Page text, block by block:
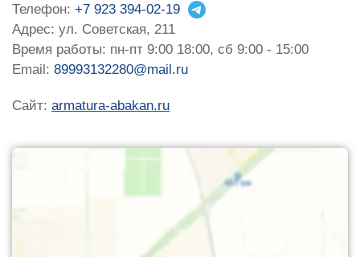
Телефон: +7 923 394-02-19
Адрес: ул. Советская, 211
Время работы: пн-пт 9:00 18:00, сб 9:00 - 15:00
Email: 89993132280@mail.ru
Сайт: armatura-abakan.ru